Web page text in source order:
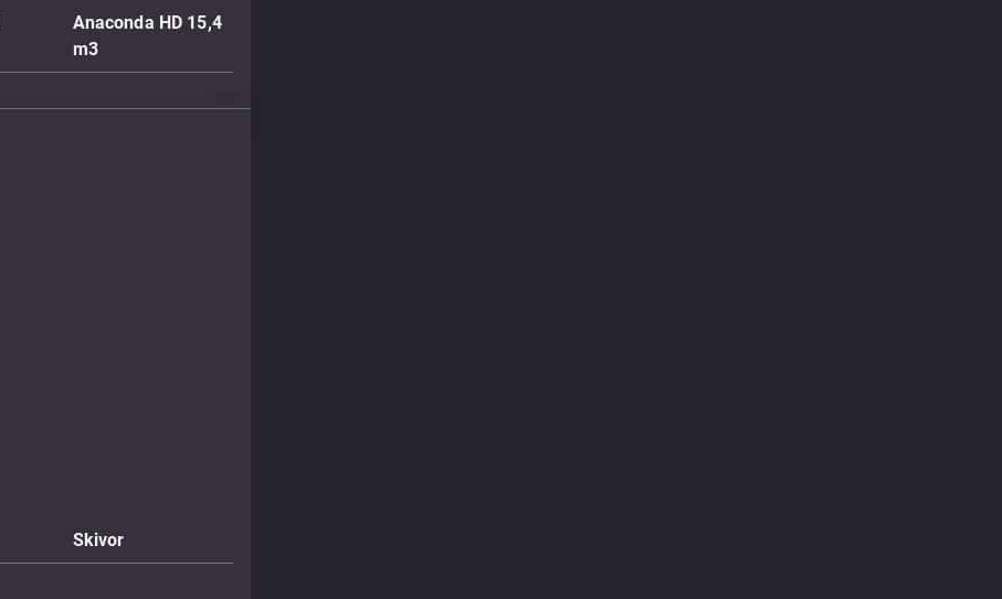
Anaconda HD 15,4
m3
Skivor